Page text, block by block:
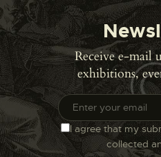
Receive e-mail
exhibitions,
I agree that my
collected